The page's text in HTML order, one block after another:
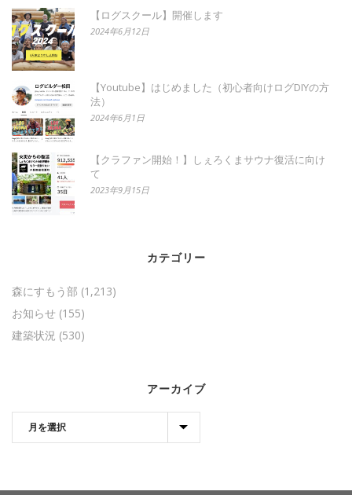
【ログスクール】開催します
2024年6月12日
【Youtube】はじめました（初心者向けログDIYの方
法）
2024年6月1日
【クラファン開始！】しぇろくまサウナ復活に向け
て
2023年9月15日
カテゴリー
森にすもう部 (1,213)
お知らせ (155)
建築状況 (530)
アーカイブ